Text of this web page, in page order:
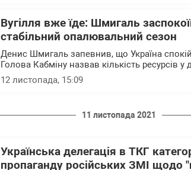
Вугілля вже їде: Шмигаль
стабільний опалювальний сезон
Денис Шмигаль запевнив, що Україна
Голова Кабміну назвав кількість ресурсів у
12 листопада, 15:09
11 листопада 2021
Українська делегація в ТКГ
пропаганду російських ЗМІ щодо